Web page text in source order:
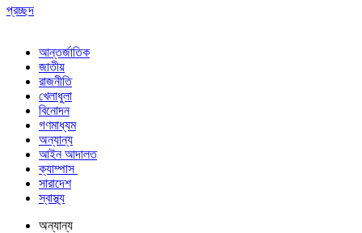
প্রচ্ছদ
আন্তর্জাতিক
জাতীয়
রাজনীতি
খেলাধুলা
বিনোদন
গণমাধ্যম
অন্যান্য
আইন আদালত
ক্যাম্পাস
সারাদেশ
স্বাস্থ্য
অন্যান্য